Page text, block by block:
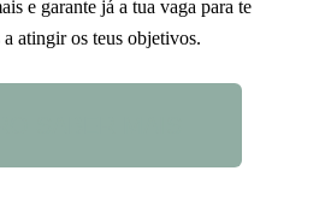
e garante já a tua vaga para te
a atingir os teus objetivos.